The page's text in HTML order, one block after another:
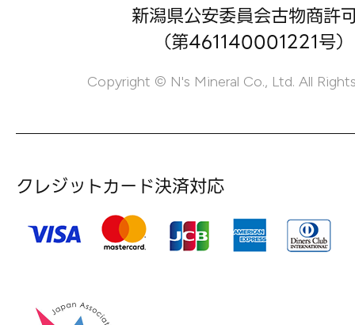
新潟県公安委員会古物商許
（第461140001221号）
Copyright © N's Mineral Co., Ltd. All
クレジットカード決済対応